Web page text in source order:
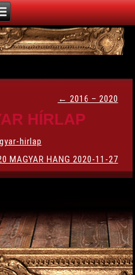
← 2016 – 2020
HÍRLAP
hirlap
MAGYAR HANG 2020-11-27